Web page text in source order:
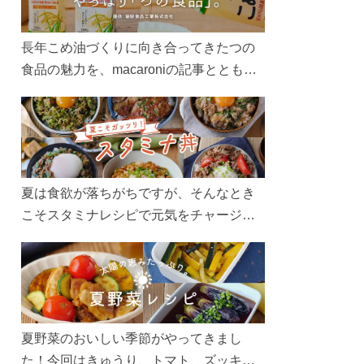
長年こめ油づくりに向き合ってきたつの
食品の魅力を、macaroniの記事とともに
ん、製造現場や品質へのこだわりまで。
こめ油をもっと好きになるコンテンツを
ぜひお楽しみください。
夏は食欲が落ちがちですが、そんなとき
こそスタミナレシピで元気をチャージ！
リ食べて、夏バテを吹き飛ばしましょ
う！
夏野菜のおいしい季節がやってきまし
た！今回はきゅうり、トマト、ズッキー